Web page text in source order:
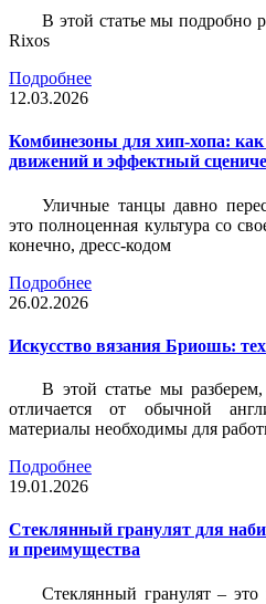
В этой статье мы подробно
Rixos
Подробнее
12.03.2026
Комбинезоны для хип-хопа: как
движений и эффектный
Уличные танцы давно
это полноценная культура со
конечно, дресс-кодом
Подробнее
26.02.2026
Искусство вязания Бриошь:
В этой статье мы
отличается от обычной
материалы необходимы для
Подробнее
19.01.2026
Стеклянный гранулят для
и преимущества
Стеклянный гранулят –